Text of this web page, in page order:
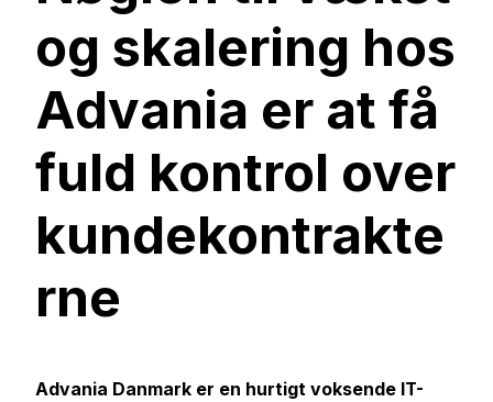
og skalering hos
Advania er at få
fuld kontrol over
kundekontrakte
rne
Advania Danmark er en hurtigt voksende IT-